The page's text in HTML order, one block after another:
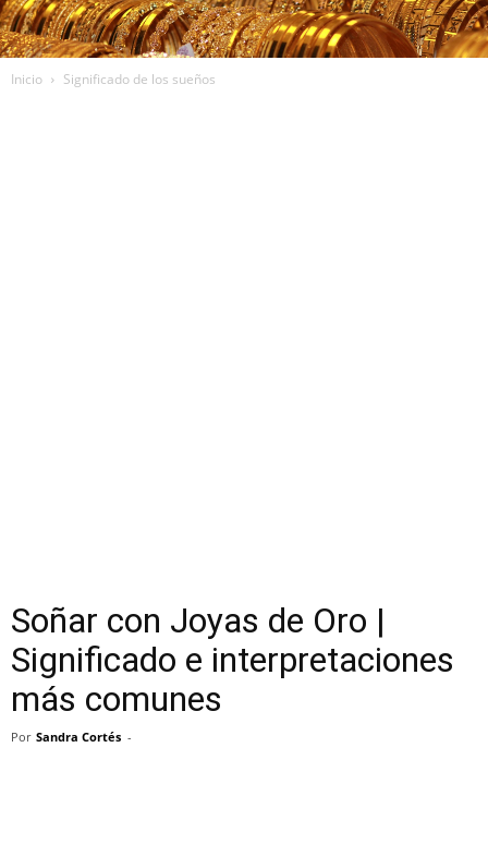
Inicio Significado de los sueños
Soñar con Joyas de Oro |
Significado e interpretaciones
más comunes
Por Sandra Cortés -